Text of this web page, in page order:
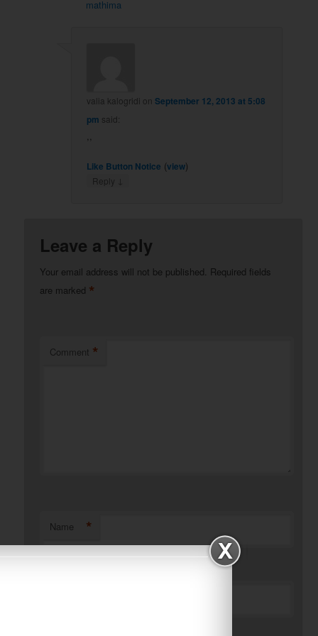
mathima
valia kalogridi on September 12, 2013 at 5:08
pm said:
Like Button Notice (view)
Reply
Leave a Reply
Your email address will not be published. Required fields
are marked *
Comment *
Name *